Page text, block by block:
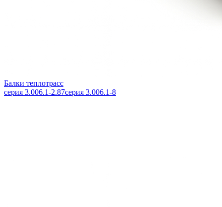
Балки теплотрасс
серия 3.006.1-2.87серия 3.006.1-8